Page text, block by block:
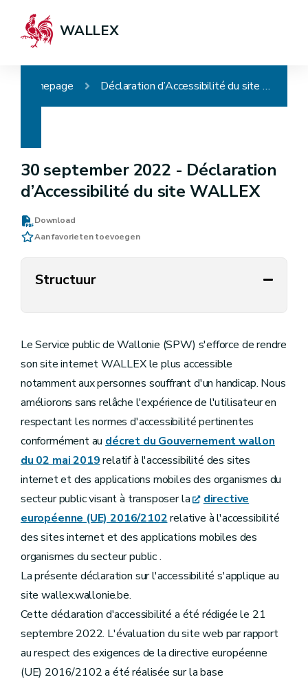
WALLEX
Homepage Déclaration d’Accessibilité du site WALLEX
30 september 2022 - Déclaration
d’Accessibilité du site WALLEX
Download
Aan favorieten toevoegen
Structuur
Le Service public de Wallonie (SPW) s'efforce de rendre
son site internet WALLEX le plus accessible
notamment aux personnes souffrant d'un handicap. Nous
améliorons sans relâche l'expérience de l'utilisateur en
respectant les normes d'accessibilité pertinentes
conformément au décret du Gouvernement wallon
du 02 mai 2019relatif à l'accessibilité des sites
internet et des applications mobiles des organismes du
secteur public visant à transposer la
directive
européenne (UE) 2016/2102relative à l'accessibilité
des sites internet et des applications mobiles des
organismes du secteur public .
La présente déclaration sur l'accessibilité s'applique au
site wallex.wallonie.be.
Cette déclaration d'accessibilité a été rédigée le 21
septembre 2022. L'évaluation du site web par rapport
au respect des exigences de la directive européenne
(UE) 2016/2102 a été réalisée sur la base